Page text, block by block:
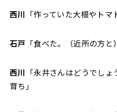
西川 「作っていた大根やトマ
石戸 「食べた。（近所の方と
西川 「永井さんはどうでし
育ち」